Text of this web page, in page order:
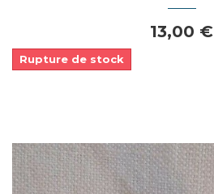
13,00 €
Rupture de stock